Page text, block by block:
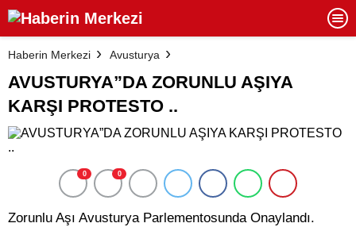
Haberin Merkezi Avusturya
AVUSTURYA”DA ZORUNLU AŞIYA
KARŞI PROTESTO ..
0 0
Zorunlu Aşı Avusturya Parlementosunda Onaylandı.